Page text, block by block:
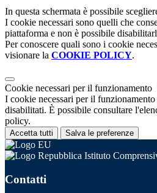
In questa schermata è possibile
I cookie necessari sono quelli che
piattaforma e non è possibile
Per conoscere quali sono i cookie
visionare la COOKIE POLICY.
Cookie necessari per il funzionamento
I cookie necessari per il funzionamento
disabilitati. È possibile consultare
policy.
Accetta tutti Salva le preferenze
Istituto
Contatti